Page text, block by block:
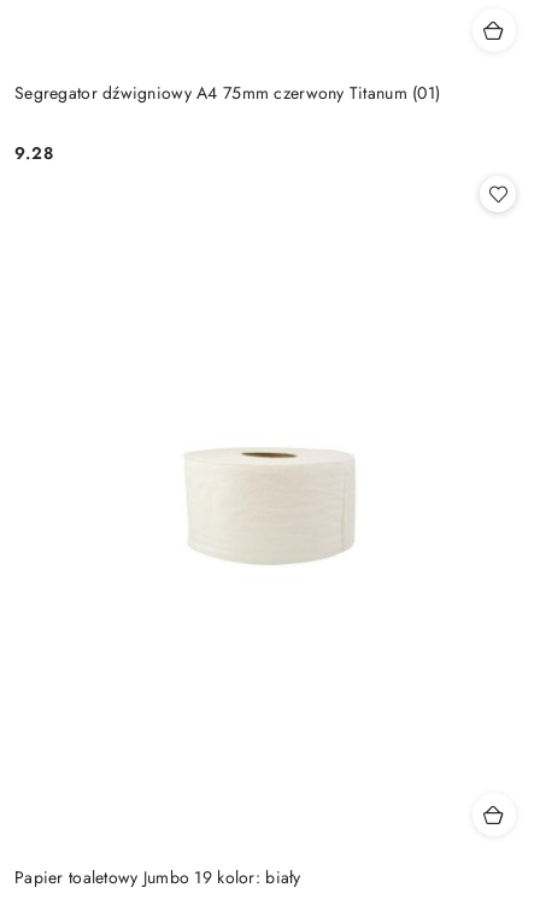
Segregator dźwigniowy A4 75mm czerwony Titanum (01)
Cena:
9.28
Papier toaletowy Jumbo 19 kolor: biały